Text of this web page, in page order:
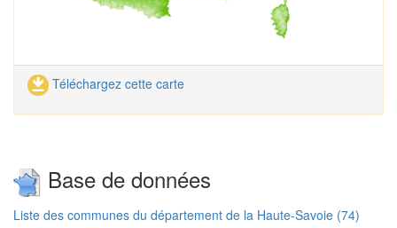
Téléchargez cette carte
Base de données
Liste des communes du département de la Haute-Savoie (74)